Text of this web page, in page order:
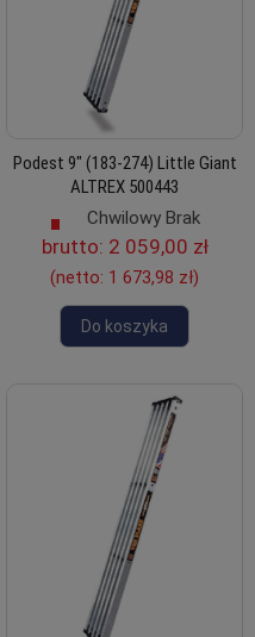
Podest 9" (183-274) Little Giant
ALTREX 500443
Chwilowy Brak
brutto: 2 059,00 zł
(netto: 1 673,98 zł)
Do koszyka